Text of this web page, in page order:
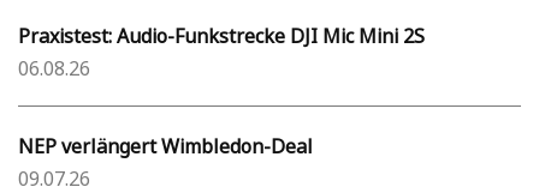
Praxistest: Audio-Funkstrecke DJI Mic Mini 2S
06.08.26
NEP verlängert Wimbledon-Deal
09.07.26